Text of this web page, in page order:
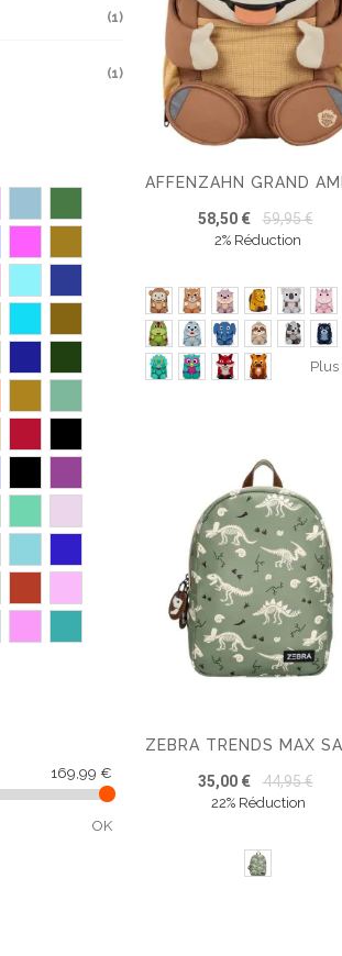
58,50 € 59,95 €
2% Réduction
Plus
35,00 € 44,95 €
22% Réduction
1
1
169,99 €
OK